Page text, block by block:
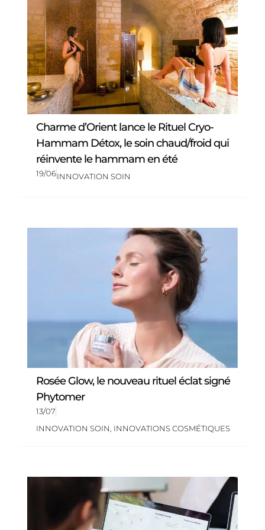
Charme d’Orient lance le Rituel Cryo-
Hammam Détox, le soin chaud/froid qui
réinvente le hammam en été
19/06INNOVATION SOIN
Rosée Glow, le nouveau rituel éclat signé
Phytomer
13/07
INNOVATION SOIN INNOVATIONS COSMÉTIQUES